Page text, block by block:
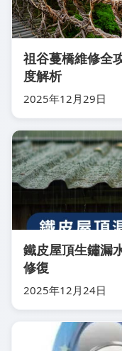
祖谷蔓橋維修全
度解析
2025年12月29日
鐵皮屋頂生鏽漏
修復
2025年12月24日